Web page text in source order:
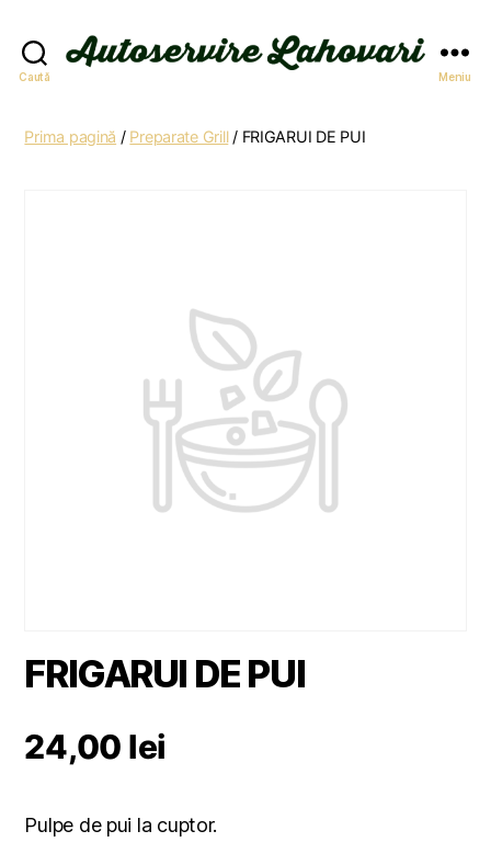
Caută Meniu
Prima pagină / Preparate Grill/ FRIGARUI DE PUI
FRIGARUI DE PUI
24,00 lei
Pulpe de pui la cuptor.